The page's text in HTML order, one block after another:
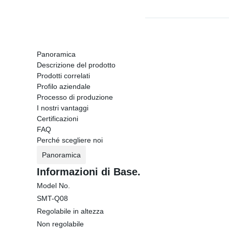
Panoramica
Descrizione del prodotto
Prodotti correlati
Profilo aziendale
Processo di produzione
I nostri vantaggi
Certificazioni
FAQ
Perché scegliere noi
Panoramica
Informazioni di Base.
Model No.
SMT-Q08
Regolabile in altezza
Non regolabile